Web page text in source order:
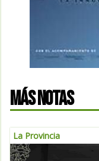
MÁS NOTAS
La Provincia